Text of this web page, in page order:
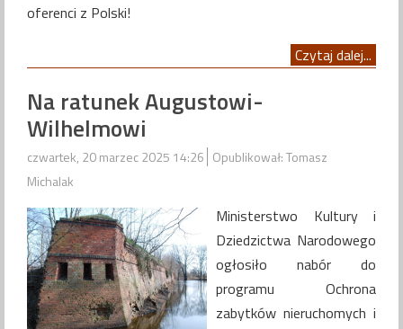
oferenci z Polski!
Czytaj dalej...
Na ratunek Augustowi-
Wilhelmowi
czwartek, 20 marzec 2025 14:26 Opublikował: Tomasz
Michalak
Ministerstwo Kultury i
Dziedzictwa Narodowego
ogłosiło nabór do
programu Ochrona
zabytków nieruchomych i